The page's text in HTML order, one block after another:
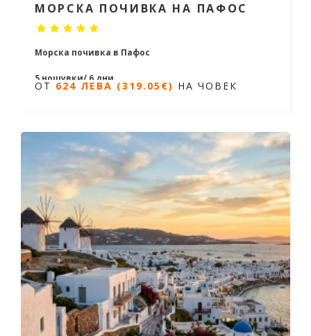
МОРСКА ПОЧИВКА НА ПАФОС
Морска почивка в Пафос
5 нощувки/ 6 дни
624 ЛЕВА (319.05€) НА ЧОВЕК
ОТ 624 ЛЕВА (319.05€) НА ЧОВЕК